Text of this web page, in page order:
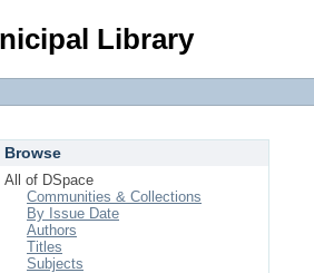
Library
Browse
All of DSpace
Communities & Collections
By Issue Date
Authors
Titles
Subjects